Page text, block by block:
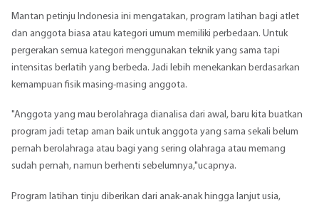
Mantan petinju Indonesia ini mengatakan, program latihan bagi atlet
dan anggota biasa atau kategori umum memiliki perbedaan. Untuk
pergerakan semua kategori menggunakan teknik yang sama tapi
intensitas berlatih yang berbeda. Jadi lebih menekankan berdasarkan
kemampuan fisik masing-masing anggota.
"Anggota yang mau berolahraga dianalisa dari awal, baru kita buatkan
program jadi tetap aman baik untuk anggota yang sama sekali belum
pernah berolahraga atau bagi yang sering olahraga atau memang
sudah pernah, namun berhenti sebelumnya,"ucapnya.
Program latihan tinju diberikan dari anak-anak hingga lanjut usia,